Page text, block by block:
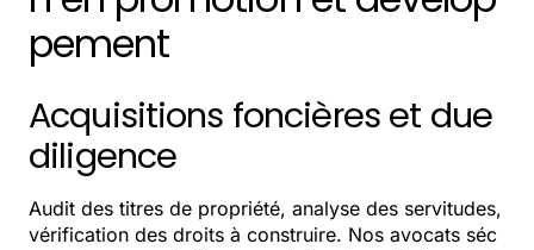
pement
Acquisitions foncières et due
diligence
Audit des titres de propriété, analyse des servitudes,
vérification des droits à construire. Nos avocats séc